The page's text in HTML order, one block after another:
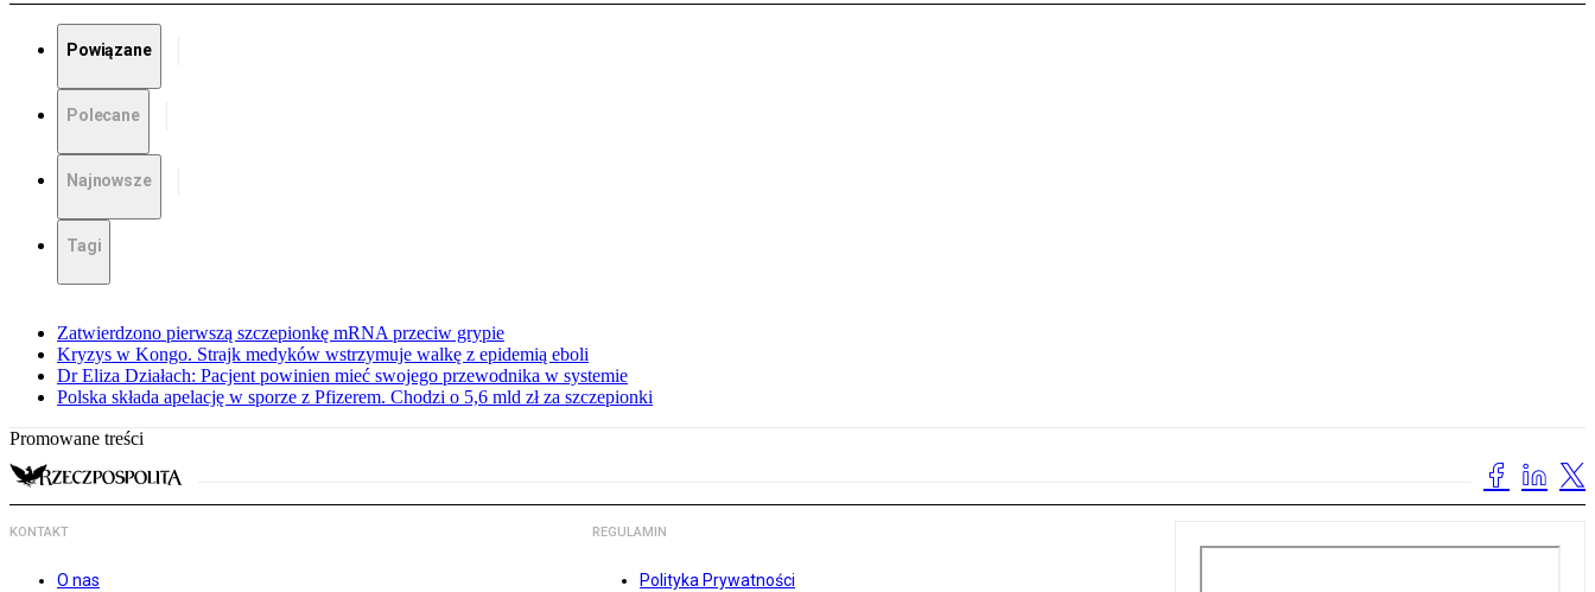
Powiązane
Polecane
Najnowsze
Tagi
Zatwierdzono pierwszą szczepionkę mRNA przeciw grypie
Kryzys w Kongo. Strajk medyków wstrzymuje walkę z epidemią eboli
Dr Eliza Działach: Pacjent powinien mieć swojego przewodnika w systemie
Polska składa apelację w sporze z Pfizerem. Chodzi o 5,6 mld zł za szczepionki
Promowane treści
KONTAKT
O nas
REGULAMIN
Polityka Prywatności